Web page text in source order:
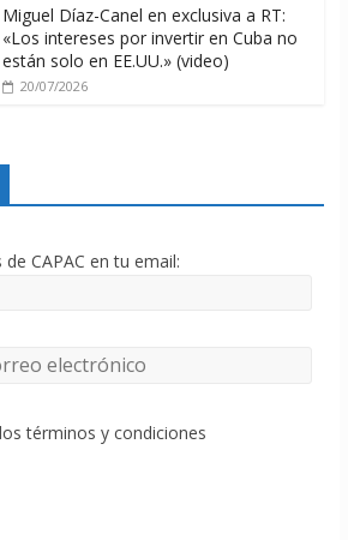
Miguel Díaz-Canel en exclusiva a RT:
«Los intereses por invertir en Cuba no
están solo en EE.UU.» (video)
20/07/2026
CAPAC en tu email:
términos y condiciones